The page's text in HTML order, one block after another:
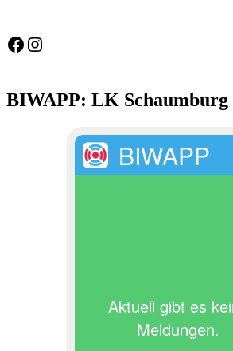
Feuerwehr Gemeinde Wölpinghausen
BIWAPP: LK Schaumburg
BIWAPP
Aktuell gibt es
Meldungen.